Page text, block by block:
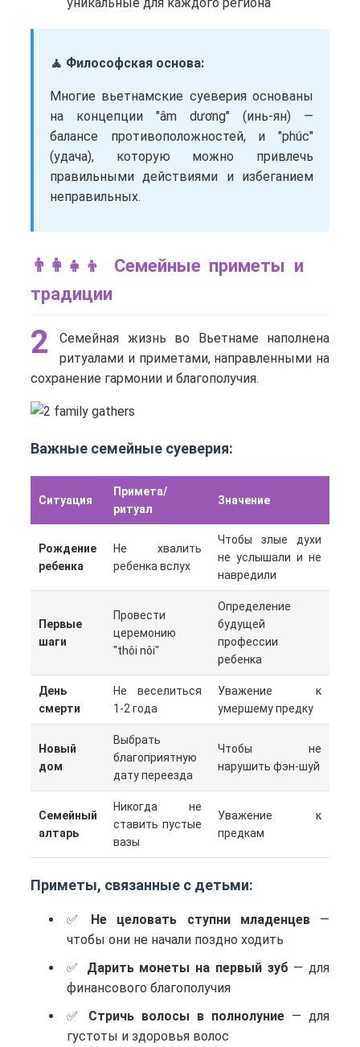
🧘 Философская основа:
Многие вьетнамские суеверия основаны
на концепции "âm dương" (инь-ян) —
балансе противоположностей, и "phúc"
(удача), которую можно привлечь
правильными действиями и избеганием
неправильных.
👨‍👩‍👧‍👦 Семейные приметы и
традиции
2
Семейная жизнь во Вьетнаме наполнена
ритуалами и приметами, направленными на
сохранение гармонии и благополучия.
Важные семейные суеверия:
Ситуация
Примета/
ритуал
Значение
Рождение
ребенка
Не хвалить
ребенка вслух
Чтобы злые духи
не услышали и не
навредили
Первые
шаги
Провести
церемонию
"thôi nôi"
Определение
будущей
профессии
ребенка
День
смерти
Не веселиться
1-2 года
Уважение к
умершему предку
Новый
дом
Выбрать
благоприятную
дату переезда
Чтобы не
нарушить фэн-шуй
Семейный
алтарь
Никогда не
ставить пустые
вазы
Уважение к
предкам
Приметы, связанные с детьми:
Не целовать ступни младенцев—
чтобы они не начали поздно ходить
Дарить монеты на первый зуб — для
финансового благополучия
Стричь волосы в полнолуние — для
густоты и здоровья волос